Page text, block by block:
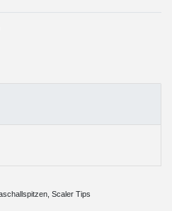
Scaler Tips